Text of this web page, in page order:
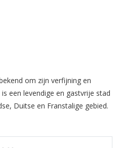
om zijn verfijning en
een levendige en gastvrije stad
Duitse en Franstalige gebied.